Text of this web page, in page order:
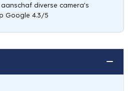
diverse camera's
Google 4.3/5